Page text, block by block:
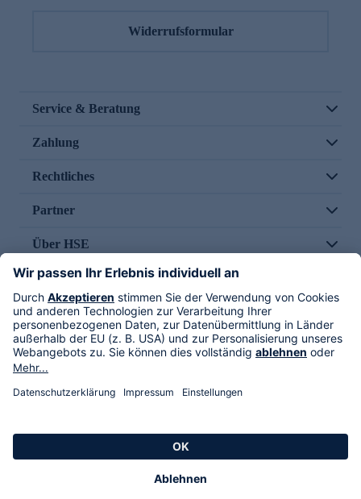
Widerrufsformular
Service & Beratung
Zahlung
Rechtliches
Partner
Über HSE
Im TV
HSE International